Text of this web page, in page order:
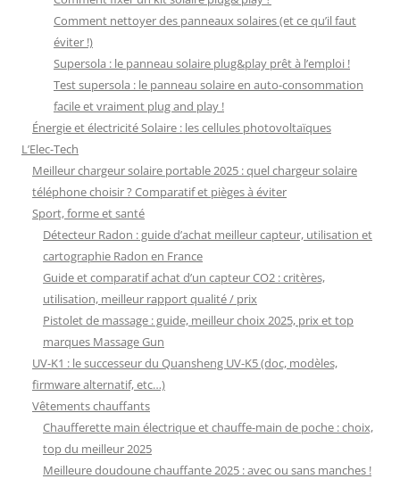
Comment nettoyer des panneaux solaires (et ce qu’il faut
éviter !)
Supersola : le panneau solaire plug&play prêt à l’emploi !
Test supersola : le panneau solaire en auto-consommation
facile et vraiment plug and play !
Énergie et électricité Solaire : les cellules photovoltaïques
L’Elec-Tech
Meilleur chargeur solaire portable 2025 : quel chargeur solaire
téléphone choisir ? Comparatif et pièges à éviter
Sport, forme et santé
Détecteur Radon : guide d’achat meilleur capteur, utilisation et
cartographie Radon en France
Guide et comparatif achat d’un capteur CO2 : critères,
utilisation, meilleur rapport qualité / prix
Pistolet de massage : guide, meilleur choix 2025, prix et top
marques Massage Gun
UV-K1 : le successeur du Quansheng UV-K5 (doc, modèles,
firmware alternatif, etc…)
Vêtements chauffants
Chaufferette main électrique et chauffe-main de poche : choix,
top du meilleur 2025
Meilleure doudoune chauffante 2025 : avec ou sans manches !